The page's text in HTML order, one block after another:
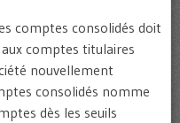
comptes consolidés doit
comptes titulaires
nouvellement
consolidés nomme
dès les seuils